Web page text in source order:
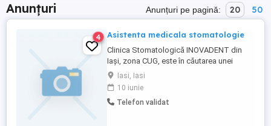
Anunțuri Anunțuri pe pagină: 20 50
4 Asistenta medicala stomatologie
Clinica Stomatologică INOVADENT din
Iași, zona CUG, este în căutarea unei
asistente medicale cu sau fară experiență.
Vă rog să ne trimiteți Cv-ul la adresa Pentru
mai multe detalii ne puteți contacta la nr.
de telefon indicat mai jos. Vă mulțumim.
Iasi, Iasi
10 iunie
Telefon validat